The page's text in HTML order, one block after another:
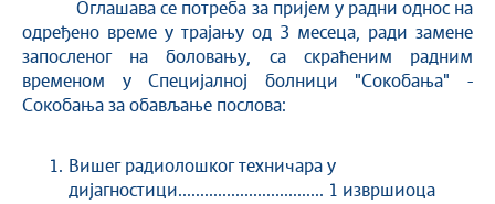
Оглашава се потреба за пријем у радни однос на
одређено време у трајању од 3 месеца, ради замене
запосленог на боловању, са скраћеним радним
временом у Специјалној болници "Сокобања" -
Сокобања за обављање послова:
Вишег радиолошког техничара у
дијагностици................................. 1 извршиоца